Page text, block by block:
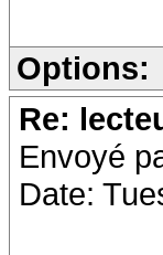
Options:
Re:
Envoyé
Date: